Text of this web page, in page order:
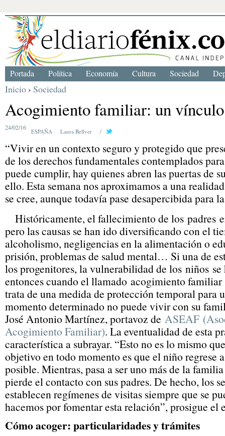
Inicio › Sociedad
Acogimiento familiar: un
24/02/16
ESPAÑA Laura Bellver /
“Vivir en un contexto seguro y protegido que
de los derechos fundamentales contemplados
puede cumplir, hay quienes abren las puertas de
ello. Esta semana nos aproximamos a una
se cree, aunque todavía pase desapercibida para
Históricamente, el fallecimiento de los padres
pero las causas se han ido diversificando con el
alcoholismo, negligencias en la alimentación o
prisión, problemas de salud mental… Si una de
los progenitores, la vulnerabilidad de los niños se
entonces cuando el llamado acogimiento familiar
trata de una medida de protección temporal para
momento determinado no puede vivir con su
José Antonio Martínez, portavoz de ASEAF
Acogimiento Familiar). La eventualidad de esta
característica a subrayar. “Esto no es lo mismo
objetivo en todo momento es que el niño regrese
posible. Mientras, pasa a ser uno más de la
pierde el contacto con sus padres. De hecho, los
establecen regímenes de visitas siempre que se
hacemos por fomentar esta relación”, prosigue el
Cómo acoger: particularidades y trámites
Portada Política Economía Cultura Sociedad